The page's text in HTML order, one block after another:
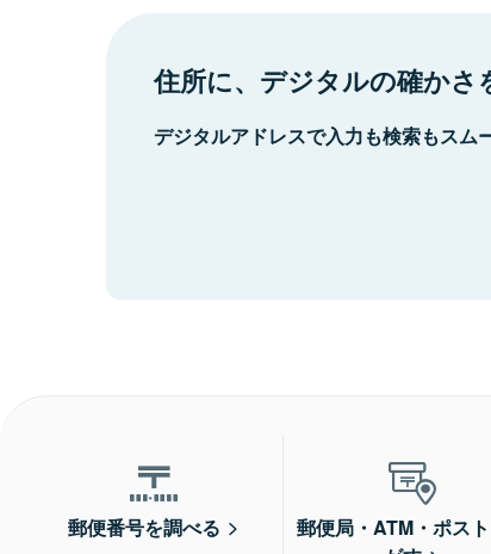
住所に、デジタルの確かさ
デジタルアドレスで入力も検索もスム
郵便番号を調べる
郵便局・ATM・ポス